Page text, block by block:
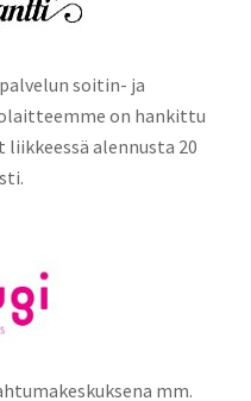
soitin- ja
on hankittu
liikkeessä alennusta 20
mm.